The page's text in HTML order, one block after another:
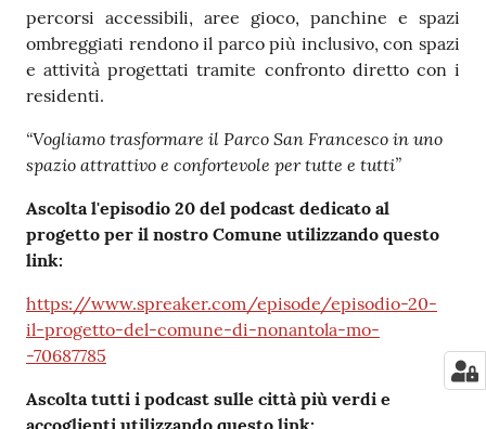
percorsi accessibili, aree gioco, panchine e spazi
ombreggiati rendono il parco più inclusivo, con spazi
e attività progettati tramite confronto diretto con i
residenti.
“Vogliamo trasformare il Parco San Francesco in uno
spazio attrattivo e confortevole per tutte e tutti”
Ascolta l'episodio 20 del podcast dedicato al
progetto per il nostro Comune utilizzando questo
link:
https://www.spreaker.com/episode/episodio-20-
il-progetto-del-comune-di-nonantola-mo-
-70687785
Ascolta tutti i podcast sulle città più verdi e